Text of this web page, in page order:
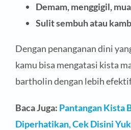
Demam, menggigil,
Sulit sembuh atau
Dengan penanganan dini
kamu bisa mengatasi kista
bartholin dengan lebih
Baca Juga: Pantangan Kista
Diperhatikan, Cek Disini